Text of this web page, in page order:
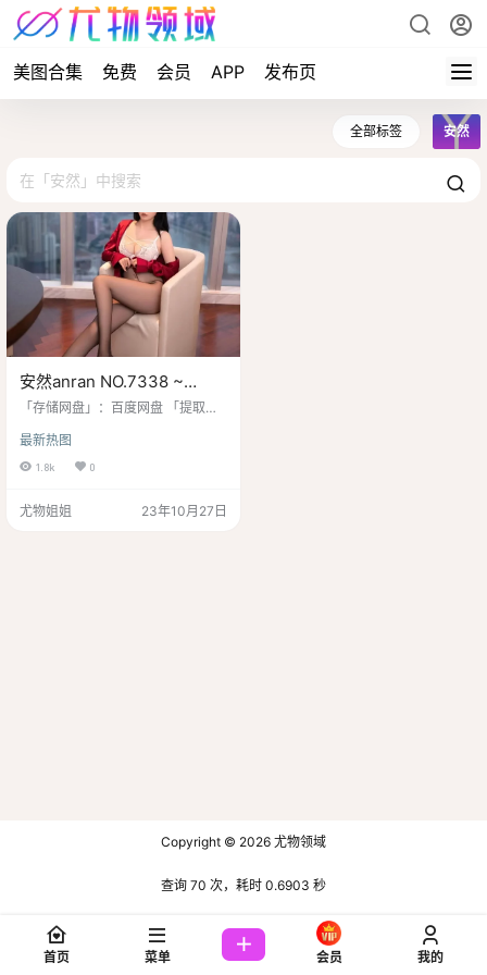
美图合集 免费 会员 APP 发布页
全部标签 安然
安然anran NO.7338 ~
[79+1P／690MB]
「存储网盘」：百度网盘 「提取密
w9.top 「水印说明」：原版画质，
无第三方水印 「资源申明」：最终
家介绍一位超级厉害的模特和微博
最新热图
1.8k 0
尤物姐姐 23年10月27日
Copyright © 2026 尤物领域
查询 70 次，耗时 0.6903 秒
首页 菜单 会员 我的